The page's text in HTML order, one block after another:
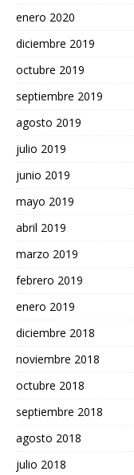
enero 2020
diciembre 2019
octubre 2019
septiembre 2019
agosto 2019
julio 2019
junio 2019
mayo 2019
abril 2019
marzo 2019
febrero 2019
enero 2019
diciembre 2018
noviembre 2018
octubre 2018
septiembre 2018
agosto 2018
julio 2018